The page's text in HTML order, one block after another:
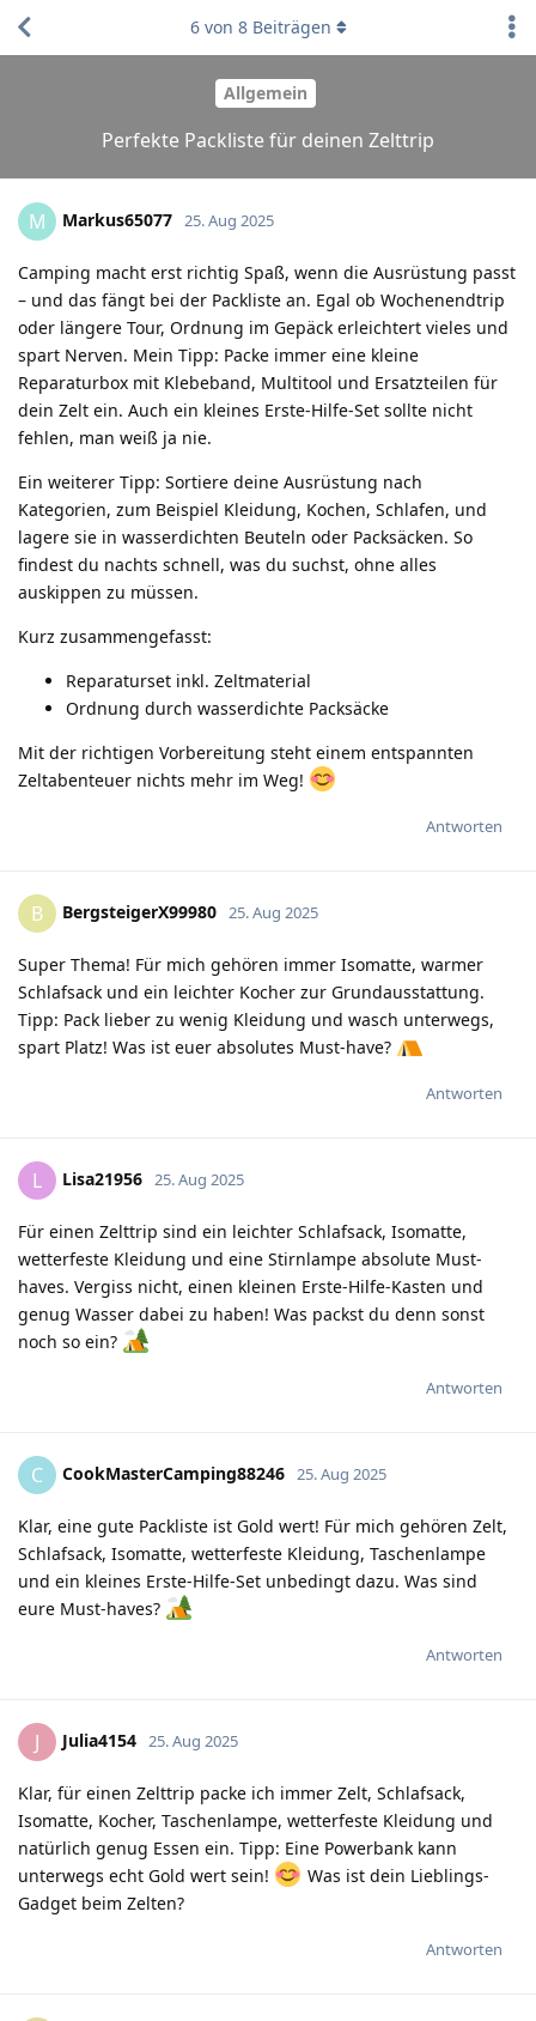
Allgemein
Perfekte Packliste für deinen Zelttrip
6von 8Beiträgen
M Markus65077 25. Aug 2025
Camping macht erst richtig Spaß, wenn die Ausrüstung passt
– und das fängt bei der Packliste an. Egal ob Wochenendtrip
oder längere Tour, Ordnung im Gepäck erleichtert vieles und
spart Nerven. Mein Tipp: Packe immer eine kleine
Reparaturbox mit Klebeband, Multitool und Ersatzteilen für
dein Zelt ein. Auch ein kleines Erste-Hilfe-Set sollte nicht
fehlen, man weiß ja nie.
Ein weiterer Tipp: Sortiere deine Ausrüstung nach
Kategorien, zum Beispiel Kleidung, Kochen, Schlafen, und
lagere sie in wasserdichten Beuteln oder Packsäcken. So
findest du nachts schnell, was du suchst, ohne alles
auskippen zu müssen.
Kurz zusammengefasst:
Reparaturset inkl. Zeltmaterial
Ordnung durch wasserdichte Packsäcke
Mit der richtigen Vorbereitung steht einem entspannten
Zeltabenteuer nichts mehr im Weg!
Antworten
B BergsteigerX99980 25. Aug 2025
Super Thema! Für mich gehören immer Isomatte, warmer
Schlafsack und ein leichter Kocher zur Grundausstattung.
Tipp: Pack lieber zu wenig Kleidung und wasch unterwegs,
spart Platz! Was ist euer absolutes Must-have?
Antworten
L Lisa21956 25. Aug 2025
Für einen Zelttrip sind ein leichter Schlafsack, Isomatte,
wetterfeste Kleidung und eine Stirnlampe absolute Must-
haves. Vergiss nicht, einen kleinen Erste-Hilfe-Kasten und
genug Wasser dabei zu haben! Was packst du denn sonst
noch so ein?
Antworten
C CookMasterCamping88246 25. Aug 2025
Klar, eine gute Packliste ist Gold wert! Für mich gehören Zelt,
Schlafsack, Isomatte, wetterfeste Kleidung, Taschenlampe
und ein kleines Erste-Hilfe-Set unbedingt dazu. Was sind
eure Must-haves?
Antworten
J Julia4154 25. Aug 2025
Klar, für einen Zelttrip packe ich immer Zelt, Schlafsack,
Isomatte, Kocher, Taschenlampe, wetterfeste Kleidung und
natürlich genug Essen ein. Tipp: Eine Powerbank kann
unterwegs echt Gold wert sein!
Was ist dein Lieblings-
Gadget beim Zelten?
Antworten